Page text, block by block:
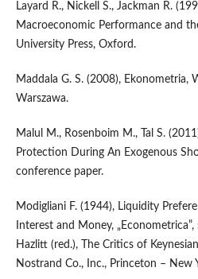
Layard R., Nickell S., Jackman R.
Macroeconomic Performance and
University Press, Oxford.
Maddala G. S. (2008), Ekonometria,
Warszawa.
Malul M., Rosenboim M., Tal S.
Protection During An Exogenous
conference paper.
Modigliani F. (1944), Liquidity
Interest and Money,
Hazlitt (red.), The Critics of
Nostrand Co., Inc., Princeton – New